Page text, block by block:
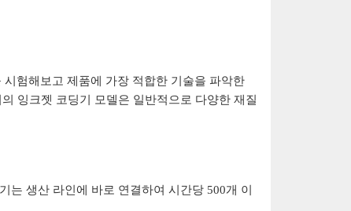
험해보고 제품에 가장 적합한 기술을 파악한
잉크젯 코딩기 모델은 일반적으로 다양한 재질
생산 라인에 바로 연결하여 시간당 500개 이